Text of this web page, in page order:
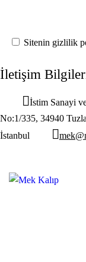
Sitenin gizlilik
İletişim
İstim Sanayi
No:1/335, 34940
İstanbul